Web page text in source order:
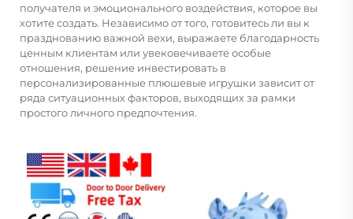
получателя и эмоционального воздействия, которое вы
хотите создать. Независимо от того, готовитесь ли вы к
празднованию важной вехи, выражаете благодарность
ценным клиентам или увековечиваете особые
отношения, решение инвестировать в
персонализированные плюшевые игрушки зависит от
ряда ситуационных факторов, выходящих за рамки
простого личного предпочтения.